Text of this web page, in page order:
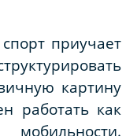
приучает
картину
работать как
мобильности.